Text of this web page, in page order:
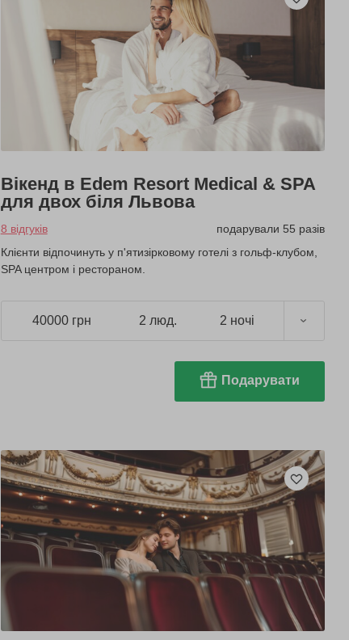
Вікенд в Edem Resort Medical & SPA
для двох біля Львова
8 відгуків
подарували 55 разів
Клієнти відпочинуть у п'ятизірковому готелі з гольф-клубом,
SPA центром і рестораном.
40000 грн 2 люд. 2 ночі
Подарувати